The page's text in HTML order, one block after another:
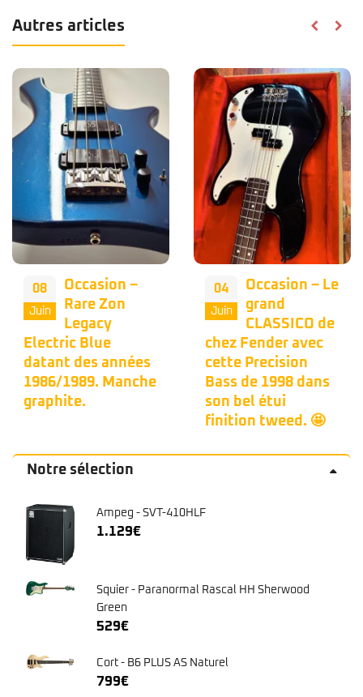
Autres articles
08
Juin
Occasion –
Rare Zon
Legacy
Electric Blue
datant des années
1986/1989. Manche
graphite.
04
Juin
Occasion – Le
grand
CLASSICO de
chez Fender avec
cette Precision
Bass de 1998 dans
son bel étui
finition tweed. 🤩
Notre sélection
Ampeg - SVT-410HLF
1.129€
Squier - Paranormal Rascal HH Sherwood
Green
529€
Cort - B6 PLUS AS Naturel
799€